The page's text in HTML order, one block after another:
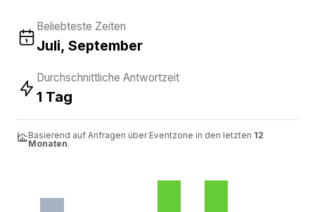
Beliebteste Zeiten
Juli, September
Durchschnittliche Antwortzeit
1 Tag
Basierend auf Anfragen über Eventzone in den letzten 12
Monaten.